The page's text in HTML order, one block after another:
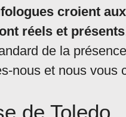
croient
réels et présents
de la
nous et nous vous
de Toledo